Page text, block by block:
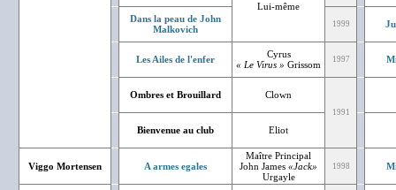
Lui-même
Dans la peau de John
Malkovich
1999
Les Ailes de l'enfer
Cyrus
« Le Virus » Grissom 1997
Ombres et Brouillard Clown
1991
Bienvenue au club Eliot
Viggo Mortensen A armes egales
Maître Principal
John James «Jack»
Urgayle
1998